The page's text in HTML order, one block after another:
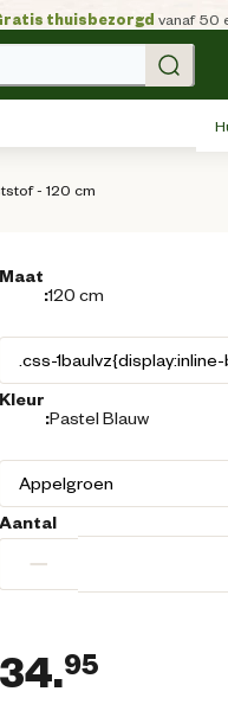
thuisbezorgd vanaf 50
- 120 cm
Maat
:120 cm
Kleur
:Pastel Blauw
Aantal
−
34.95